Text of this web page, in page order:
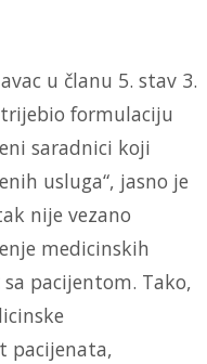
u članu 5. stav 3.
formulaciju
saradnici koji
usluga“, jasno je
nije vezano
medicinskih
sa pacijentom. Tako,
pacijenata,